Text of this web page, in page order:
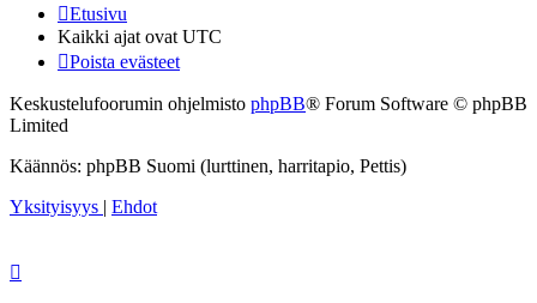
Etusivu
Kaikki ajat ovat UTC
Poista evästeet
Keskustelufoorumin ohjelmisto phpBB® Forum Software © phpBB
Limited
Käännös: phpBB Suomi (lurttinen, harritapio, Pettis)
Yksityisyys | Ehdot